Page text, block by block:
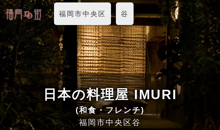
福岡市中央区 谷
日本の料理屋 IMURI
(和食・フレンチ)
福岡市中央区谷